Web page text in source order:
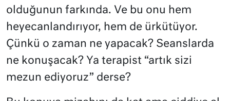
olduğunun farkında. Ve bu onu hem
heyecanlandırıyor, hem de ürkütüyor.
Çünkü o zaman ne yapacak? Seanslarda
ne konuşacak? Ya terapist “artık sizi
mezun ediyoruz” derse?